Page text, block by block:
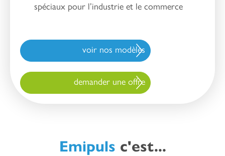
spéciaux pour l’industrie et le commerce
voir nos modèles
demander une offre
Emipuls c'est...